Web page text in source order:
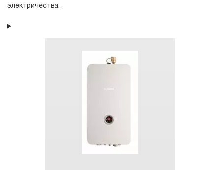
электричества.